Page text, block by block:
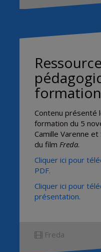
formation
Contenu présenté
formation du 5
Camille Varenne
du film Freda.
Cliquer ici pour
PDF.
Cliquer ici pour
présentation.
Freda